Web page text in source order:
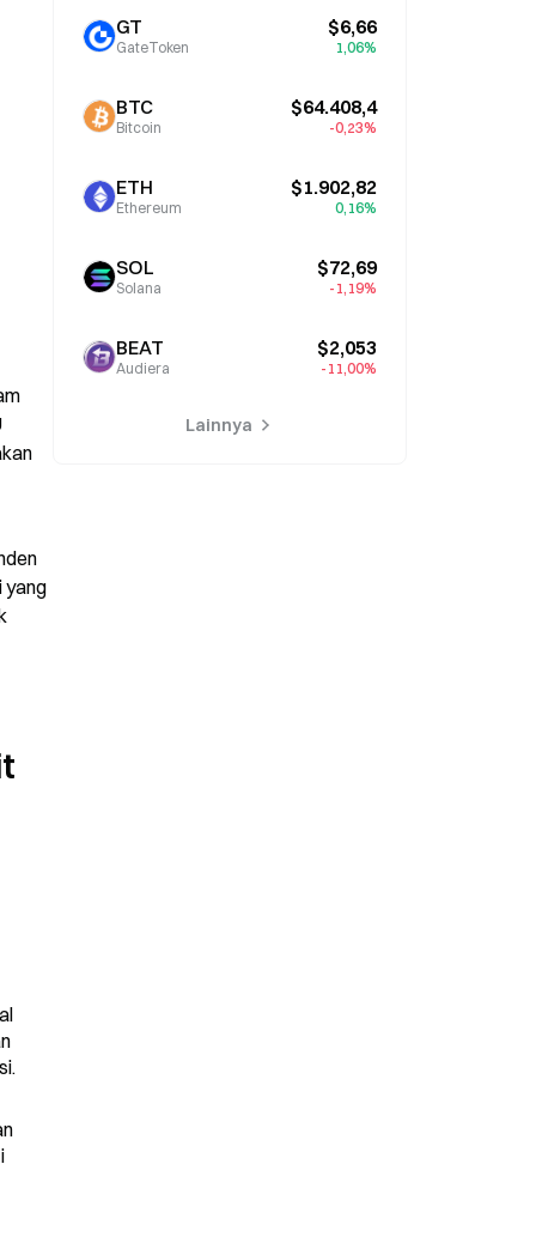
yang
GT
GateToken
$6,66
1,06%
BTC
Bitcoin
$64.408,4
-0,23%
ETH
Ethereum
$1.902,82
0,16%
SOL
Solana
$72,69
-1,19%
BEAT
Audiera
$2,053
-11,00%
Lainnya